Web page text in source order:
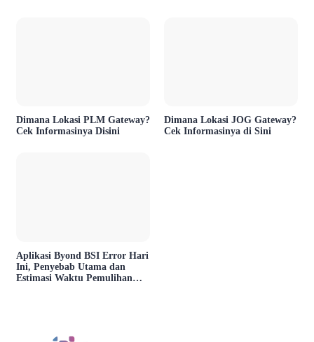
Dimana Lokasi PLM Gateway?
Cek Informasinya Disini
Dimana Lokasi JOG Gateway?
Cek Informasinya di Sini
Aplikasi Byond BSI Error Hari
Ini, Penyebab Utama dan
Estimasi Waktu Pemulihan